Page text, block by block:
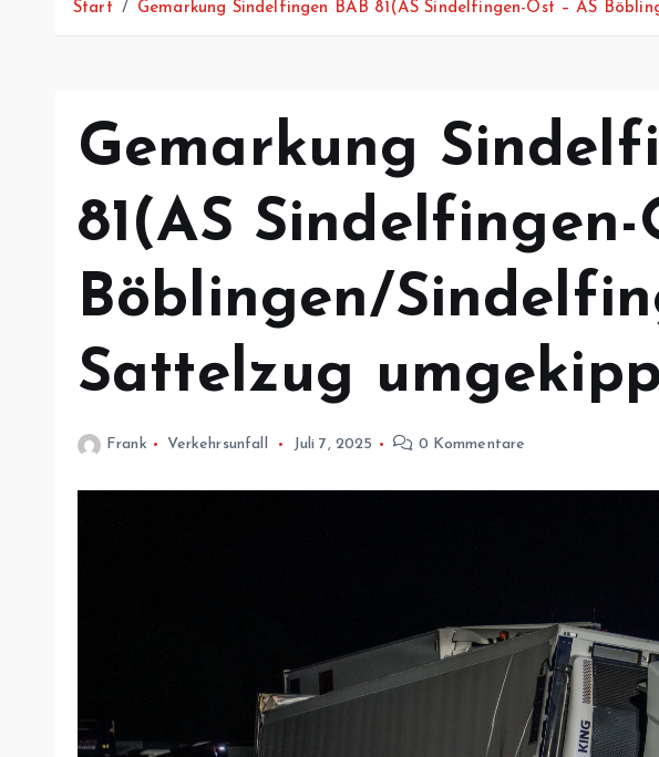
Start Gemarkung Sindelfingen BAB 81(AS Sindelfingen-Ost – AS
Gemarkung
81(AS Sindelfingen-
Böblingen/
Sattelzug
Frank Verkehrsunfall Juli 7, 2025 0 Kommentare